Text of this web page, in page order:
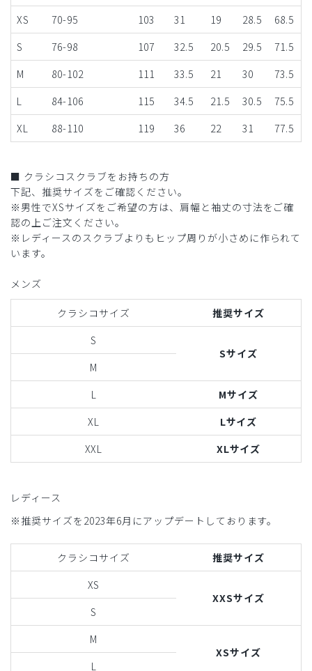
XS
70-95 103 31 19 28.5
68.5
S
76-98 107 32.5 20.5 29.5
71.5
M
80-102 111 33.5 21 30
73.5
L
84-106 115 34.5 21.5 30.5
75.5
XL
88-110 119 36 22 31 77.5
■ クラシコスクラブをお持ちの方
下記、推奨サイズをご確認ください。
※男性でXSサイズをご希望の方は、肩幅と袖丈の寸法をご確
認の上ご注文ください。
※レディースのスクラブよりもヒップ周りが小さめに作られて
います。
メンズ
クラシコサイズ
推奨サイズ
S
Sサイズ
M
L
Mサイズ
XL
Lサイズ
XXL
XLサイズ
レディース
※推奨サイズを2023年6月にアップデートしております。
クラシコサイズ
推奨サイズ
XS
XXSサイズ
S
M
XSサイズ
L